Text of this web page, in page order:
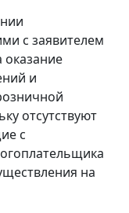
с заявителем
и
отсутствуют
с
на